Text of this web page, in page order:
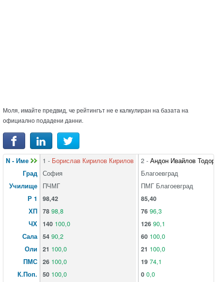
Моля, имайте предвид, че рейтингът не е калкулиран на базата на
официално подадени данни.
N - Име
Град
Училище
Р 1
ХП
ЧХ
Сала
Оли
ПМС
К.Поп.
1 - Борислав Кирилов Кирилов
София
ПЧМГ
98,42
78 98,8
140 100,0
54 90,2
21 100,0
26 100,0
50 100,0
2 - Андон Ивайлов
Благоевград
ПМГ Благоевград
85,40
76 96,3
126 90,1
60 100,0
21 100,0
19 74,1
0 0,0